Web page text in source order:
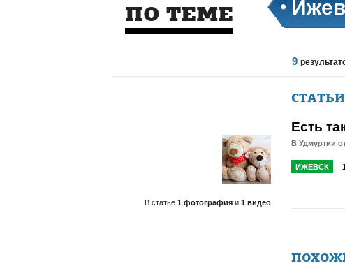
ПО ТЕМЕ
9
СТАТЬИ
В статье 1 фотография и 1 видео
Есть
В Удмуртии
ИЖЕВСК